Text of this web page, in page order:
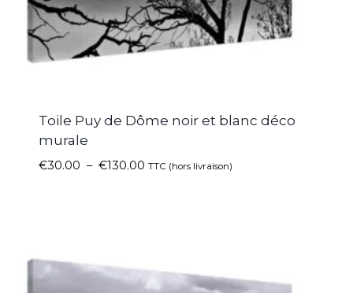
Toile Puy de Dôme noir et blanc déco
murale
€30.00 – €130.00 TTC (hors livraison)